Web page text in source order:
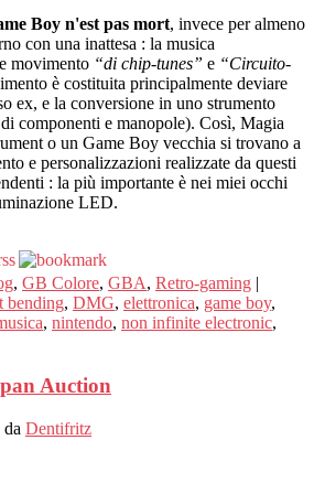
Boy n'est pas mort, invece per almeno
con una inattesa : la musica
movimento “di chip-tunes” e “Circuito-
è costituita principalmente deviare
ex, e la conversione in uno strumento
componenti e manopole). Così, Magia
o un Game Boy vecchia si trovano a
e personalizzazioni realizzate da questi
: la più importante è nei miei occhi
LED.
, GB Colore, GBA, Retro-gaming |
bending, DMG, elettronica, game boy,
, nintendo, non infinite electronic,
Auction
da Dentifritz